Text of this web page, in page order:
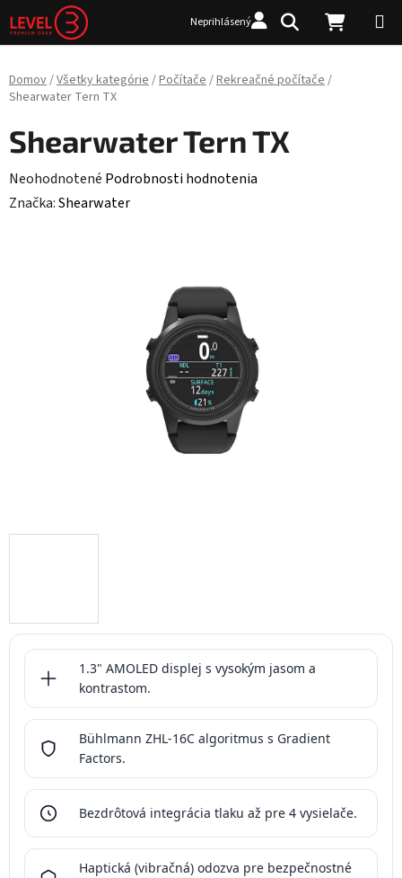
Prejsť na obsah
Neprihlásený Hľadať
Domov/Všetky kategórie/Počítače/Rekreačné počítače/
Shearwater Tern TX
1.3" AMOLED displej s vysokým jasom a
kontrastom.
Bühlmann ZHL-16C algoritmus s Gradient
Factors.
Bezdrôtová integrácia tlaku až pre 4 vysielače.
Haptická (vibračná) odozva pre bezpečnostné
Shearwater Tern TX
Priemerné hodnotenie produktu je 0,0 z 5 hviezdičiek.
Neohodnotené Podrobnosti hodnotenia
Značka:Shearwater